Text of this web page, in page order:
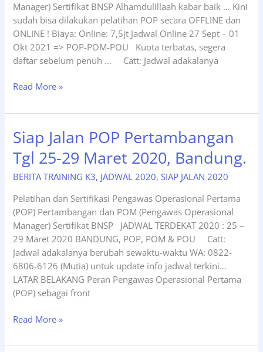
Manager) Sertifikat BNSP Alhamdulillaah kabar baik … Kini
sudah bisa dilakukan pelatihan POP secara OFFLINE dan
ONLINE ! Biaya: Online: 7,5jt Jadwal Online 27 Sept – 01
Okt 2021 => POP-POM-POU Kuota terbatas, segera
daftar sebelum penuh … Catt: Jadwal adakalanya
Jadwal
Pelatihan
Operasional
Pertama
(POP)
Pertambangan
dan
POM
(Pengawas
Operasional
Manager)
Sertifikat
BNSP,
Tgl
Sept
Read More »
Siap Jalan POP Pertambangan
Tgl 25-29 Maret 2020, Bandung.
BERITA TRAINING K3, JADWAL 2020,SIAP JALAN 2020
Pelatihan dan Sertifikasi Pengawas Operasional Pertama
(POP) Pertambangan dan POM (Pengawas Operasional
Manager) Sertifikat BNSP JADWAL TERDEKAT 2020 : 25 –
29 Maret 2020 BANDUNG, POP, POM & POU Catt:
Jadwal adakalanya berubah sewaktu-waktu WA: 0822-
6806-6126 (Mutia) untuk update info jadwal terkini…
LATAR BELAKANG Peran Pengawas Operasional Pertama
(POP) sebagai front
Siap
POP
Read More »